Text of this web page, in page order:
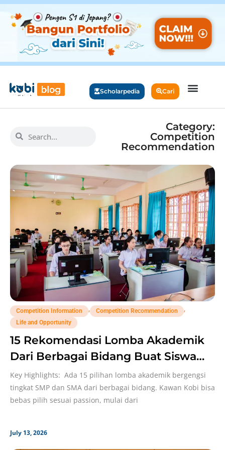
Scholarpedia Cari
Category:
Competition
Recommendation
Competition Information Competition Recommendation
Life and Opportunity
15 Rekomendasi Lomba Akademik
Dari Berbagai Bidang Buat Siswa
SMP dan SMA!
Key Highlights: Ada 15 pilihan lomba akademik bergengsi
tingkat SMP dan SMA dari berbagai bidang. Kawan Kobi bisa
bebas pilih sesuai passion, mulai dari
July 13, 2026